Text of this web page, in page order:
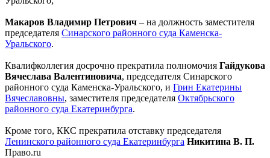
Макаров Владимир Петрович – на должность заместителя
председателя Синарского районного суда Каменска-
Уральского.
Квалифколлегия досрочно прекратила полномочия Гайдукова
Вячеслава Валентиновича, председателя Синарского
районного суда Каменска-Уральского, и Грин Екатерины
Вячеславовны, заместителя председателя Октябрьского
районного суда Екатеринбурга.
Кроме того, ККС прекратила отставку председателя
Ленинского районного суда Екатеринбурга Никитина В. П.
Право.ru